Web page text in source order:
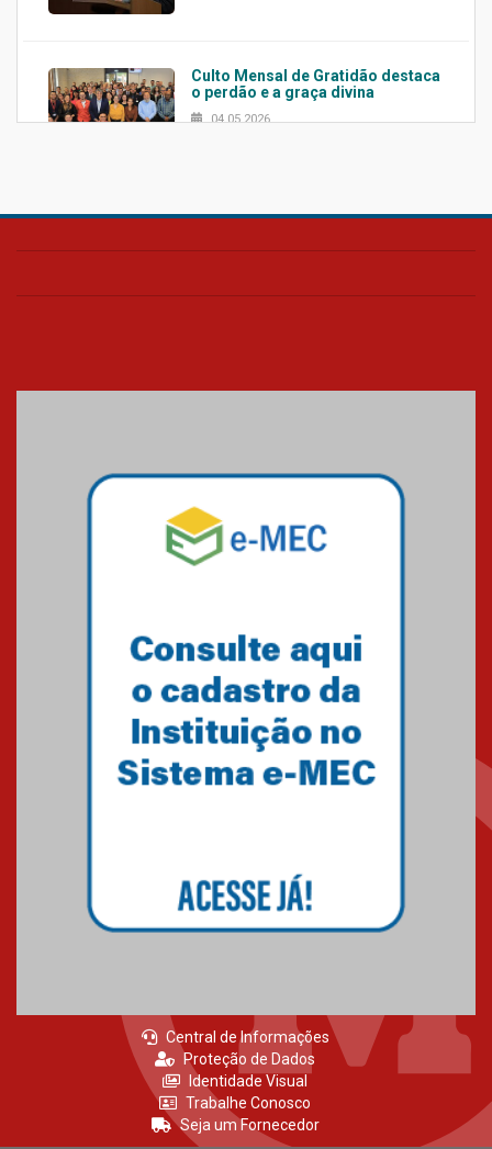
Culto Mensal de Gratidão destaca
o perdão e a graça divina
04.05.2026
Confira como foi o culto mensal
Mackenzie mobiliza campanha
solidária para apoiar famílias em
Minas Gerais
Primeiro culto do ano ressalta o
27.02.2026
Central de Informações
Proteção de Dados
Identidade Visual
Trabalhe Conosco
Seja um Fornecedor